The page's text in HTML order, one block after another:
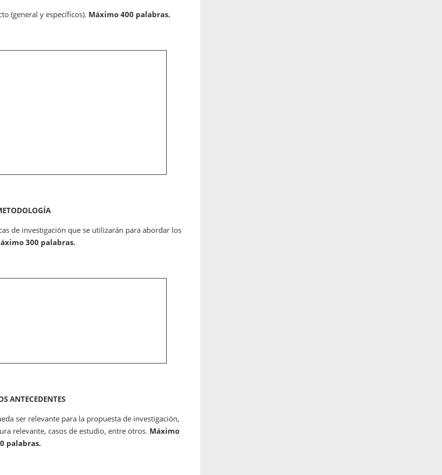
(general y específicos). Máximo 400 palabras.
de investigación que se utilizarán para abordar los
300 palabras.
ANTECEDENTES
ser relevante para la propuesta de investigación,
relevante, casos de estudio, entre otros. Máximo
palabras.